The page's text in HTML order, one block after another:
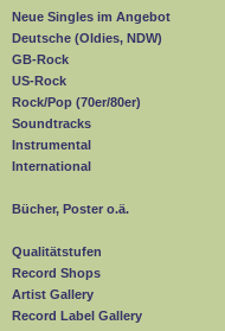
Neue Singles im Angebot
Deutsche (Oldies, NDW)
GB-Rock
US-Rock
Rock/Pop (70er/80er)
Soundtracks
Instrumental
International
Bücher, Poster o.ä.
Qualitätstufen
Record Shops
Artist Gallery
Record Label Gallery